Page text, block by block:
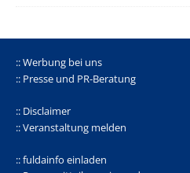
:: Werbung bei uns
:: Presse und PR-Beratung
:: Disclaimer
:: Veranstaltung melden
:: fuldainfo einladen